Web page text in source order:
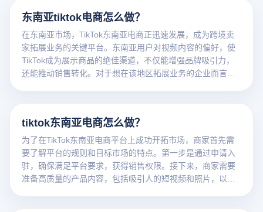
略。同时，借助TikTok的网红合作和广告推广功能，可以大
幅提升品牌曝光度和用户转化率，在竞争激烈的市场中取得
一席之地。
东南亚tiktok电商怎么做？
在东南亚市场，TikTok东南亚电商正迅速发展，成为跨境卖
家拓展业务的关键平台。东南亚用户对视频内容的偏好，使
TikTok成为展示商品的绝佳渠道，不仅能增强品牌吸引力，
还能推动销售转化。对于想在该地区拓展业务的企业而言，
tiktok东南亚电商怎么做？
为了在TikTok东南亚电商平台上成功开拓市场，商家首先需
要了解平台的规则和目标市场的特点。第一步是通过申请入
驻，确保满足平台要求，获得销售权限。接下来，商家需要
准备高质量的产品内容，包括吸引人的短视频和照片，以吸